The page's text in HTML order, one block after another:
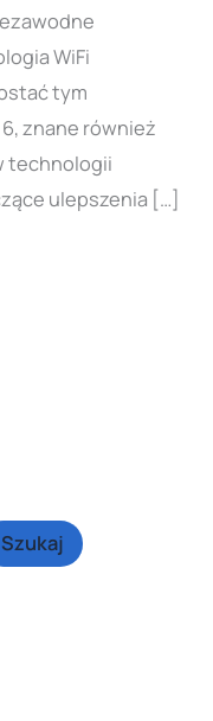
WiFi
tym
znane również
technologii
ulepszenia […]
Szukaj